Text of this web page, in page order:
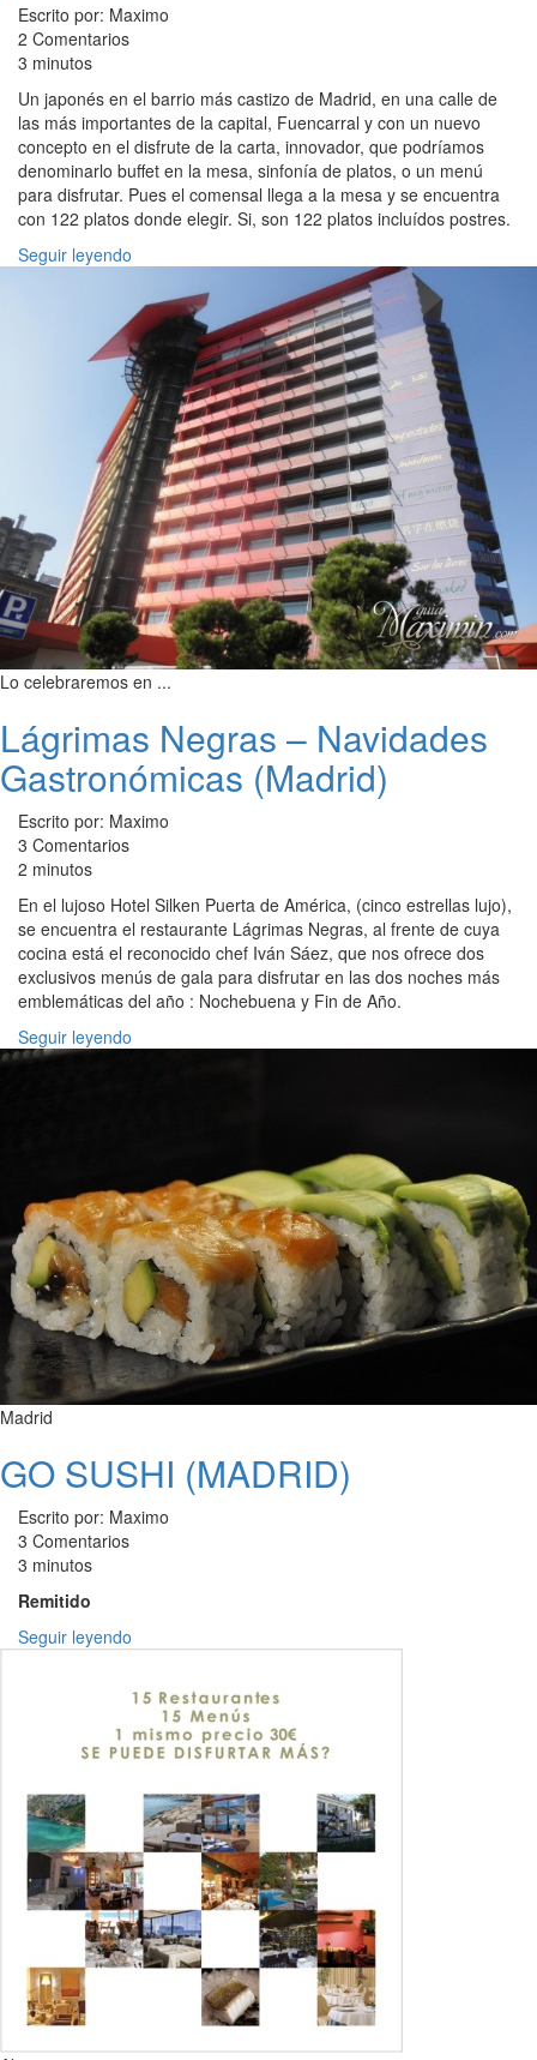
Escrito por: Maximo
2 Comentarios
3 minutos
Un japonés en el barrio más castizo de Madrid, en una calle de
las más importantes de la capital, Fuencarral y con un nuevo
concepto en el disfrute de la carta, innovador, que podríamos
denominarlo buffet en la mesa, sinfonía de platos, o un menú
para disfrutar. Pues el comensal llega a la mesa y se encuentra
con 122 platos donde elegir. Si, son 122 platos incluídos postres.
Seguir leyendo
Lo celebraremos en ...
Lágrimas Negras – Navidades
Gastronómicas (Madrid)
Escrito por: Maximo
3 Comentarios
2 minutos
En el lujoso Hotel Silken Puerta de América, (cinco estrellas lujo),
se encuentra el restaurante Lágrimas Negras, al frente de cuya
cocina está el reconocido chef Iván Sáez, que nos ofrece dos
exclusivos menús de gala para disfrutar en las dos noches más
emblemáticas del año : Nochebuena y Fin de Año.
Seguir leyendo
Madrid
GO SUSHI (MADRID)
Escrito por: Maximo
3 Comentarios
3 minutos
Remitido
Seguir leyendo